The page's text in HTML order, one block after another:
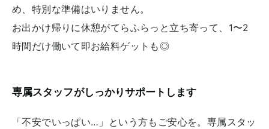
め、特別な準備はいりません。
お出かけ帰りに休憩がてらふらっと立ち寄って、1〜2
時間だけ働いて即お給料ゲットも◎
専属スタッフがしっかりサポートします
「不安でいっぱい…」という方もご安心を。専属スタッ